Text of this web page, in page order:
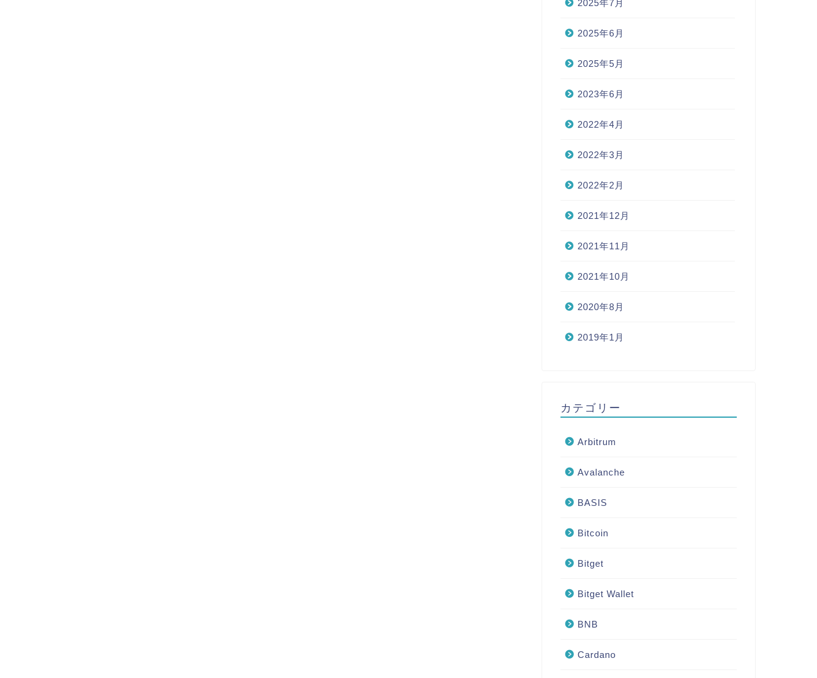
2025年7月
2025年6月
2025年5月
2023年6月
2022年4月
2022年3月
2022年2月
2021年12月
2021年11月
2021年10月
2020年8月
2019年1月
カテゴリー
Arbitrum
Avalanche
BASIS
Bitcoin
Bitget
Bitget Wallet
BNB
Cardano